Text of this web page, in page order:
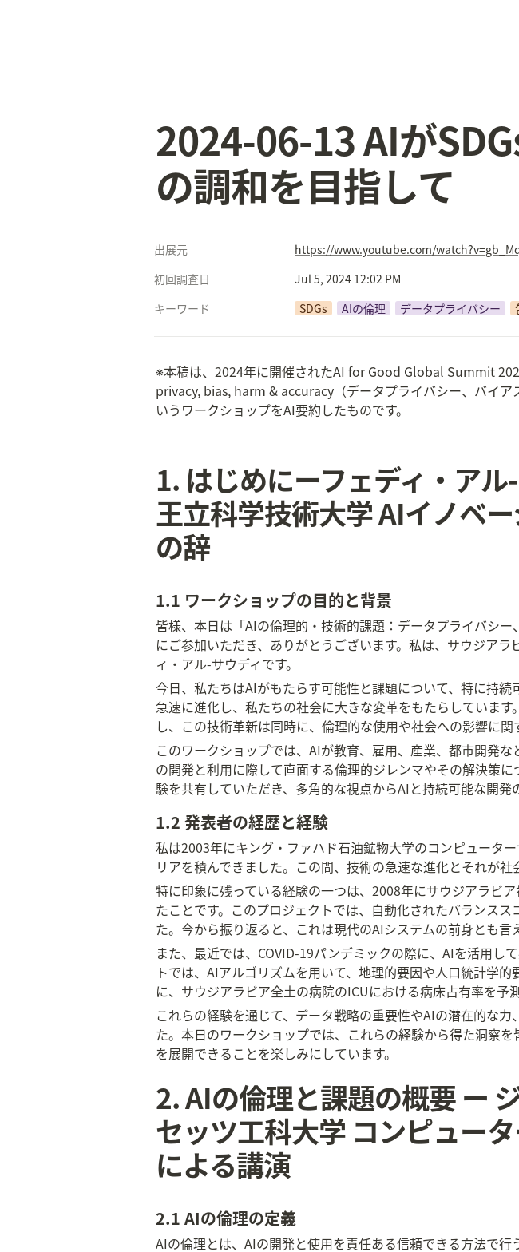
2024-06-13 AIが
の調和を目指して
出展元
https://www.youtube.com/
初回調査日
Jul 5, 2024 12:02 PM
キーワード
SDGs AIの倫理 データプライバシー
※本稿は、2024年に開催されたAI for Good Global Summit
privacy, bias, harm & accuracy（データプライバシー、バイ
いうワークショップをAI要約したものです。
1. はじめにーフェディ・ア
王立科学技術大学 AIイノベ
の辞
1.1 ワークショップの目的と背景
皆様、本日は「AIの倫理的・技術的課題：データプライバシ
にご参加いただき、ありがとうございます。私は、サウジア
ィ・アル-サウディです。
今日、私たちはAIがもたらす可能性と課題について、特に持
急速に進化し、私たちの社会に大きな変革をもたらしていま
し、この技術革新は同時に、倫理的な使用や社会への影響に関
このワークショップでは、AIが教育、雇用、産業、都市開発
の開発と利用に際して直面する倫理的ジレンマやその解決策
験を共有していただき、多角的な視点からAIと持続可能な開発
1.2 発表者の経歴と経験
私は2003年にキング・ファハド石油鉱物大学のコンピュータ
リアを積んできました。この間、技術の急速な進化とそれが社
特に印象に残っている経験の一つは、2008年にサウジアラビ
たことです。このプロジェクトでは、自動化されたバランス
た。今から振り返ると、これは現代のAIシステムの前身とも言
また、最近では、COVID-19パンデミックの際に、AIを活用し
トでは、AIアルゴリズムを用いて、地理的要因や人口統計学
に、サウジアラビア全土の病院のICUにおける病床占有率を予
これらの経験を通じて、データ戦略の重要性やAIの潜在的な
た。本日のワークショップでは、これらの経験から得た洞察
を展開できることを楽しみにしています。
2. AIの倫理と課題の概要 ー
セッツ工科大学 コンピュー
による講演
2.1 AIの倫理の定義
AIの倫理とは、AIの開発と使用を責任ある信頼できる方法で行